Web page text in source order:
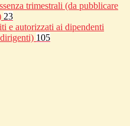
trimestrali (da pubblicare
23
e autorizzati ai dipendenti
105